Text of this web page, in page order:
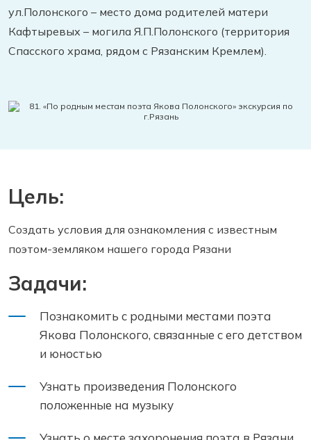
ул.Полонского – место дома родителей матери
Кафтыревых – могила Я.П.Полонского (территория
Спасского храма, рядом с Рязанским Кремлем).
Цель:
Создать условия для ознакомления с известным
поэтом-земляком нашего города Рязани
Задачи:
Познакомить с родными местами поэта
Якова Полонского, связанные с его детством
и юностью
Узнать произведения Полонского
положенные на музыку